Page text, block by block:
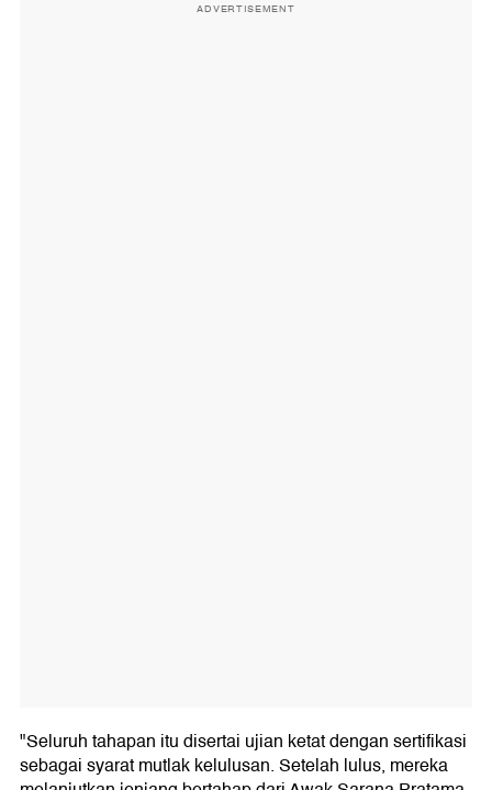
ADVERTISEMENT
"Seluruh tahapan itu disertai ujian ketat dengan sertifikasi
sebagai syarat mutlak kelulusan. Setelah lulus, mereka